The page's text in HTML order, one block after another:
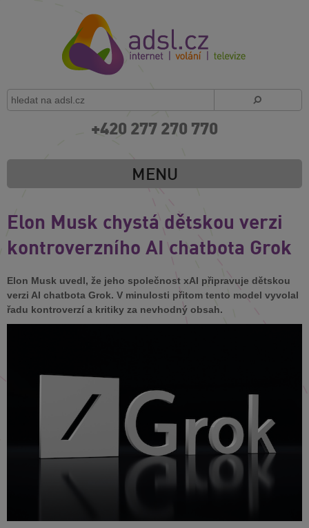
+420 277 270 770
MENU
Elon Musk chystá dětskou verzi
kontroverzního AI chatbota Grok
Elon Musk uvedl, že jeho společnost xAI připravuje dětskou
verzi AI chatbota Grok. V minulosti přitom tento model vyvolal
řadu kontroverzí a kritiky za nevhodný obsah.